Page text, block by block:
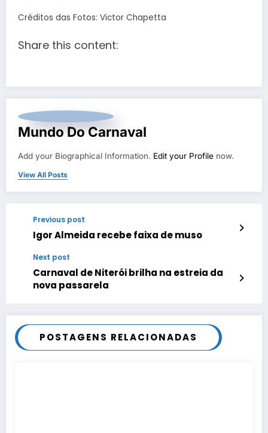
Créditos das Fotos: Victor Chapetta
Share this content:
Mundo Do Carnaval
Add your Biographical Information. Edit your Profile now.
View All Posts
Previous post
Igor Almeida recebe faixa de muso
Next post
Carnaval de Niterói brilha na estreia da
nova passarela
POSTAGENS RELACIONADAS